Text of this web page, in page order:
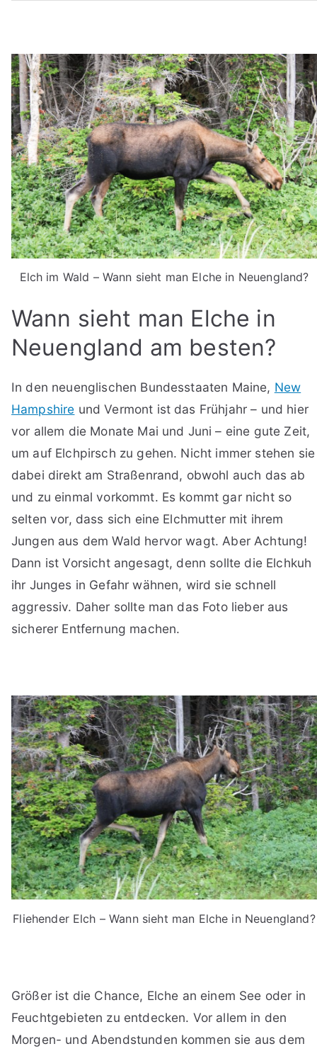
Elch im Wald – Wann sieht man Elche in Neuengland?
Wann sieht man Elche in
Neuengland am besten?
In den neuenglischen Bundesstaaten Maine, New
Hampshire und Vermont ist das Frühjahr – und hier
vor allem die Monate Mai und Juni – eine gute Zeit,
um auf Elchpirsch zu gehen. Nicht immer stehen sie
dabei direkt am Straßenrand, obwohl auch das ab
und zu einmal vorkommt. Es kommt gar nicht so
selten vor, dass sich eine Elchmutter mit ihrem
Jungen aus dem Wald hervor wagt. Aber Achtung!
Dann ist Vorsicht angesagt, denn sollte die Elchkuh
ihr Junges in Gefahr wähnen, wird sie schnell
aggressiv. Daher sollte man das Foto lieber aus
sicherer Entfernung machen.
Fliehender Elch – Wann sieht man Elche in Neuengland?
Größer ist die Chance, Elche an einem See oder in
Feuchtgebieten zu entdecken. Vor allem in den
Morgen- und Abendstunden kommen sie aus dem